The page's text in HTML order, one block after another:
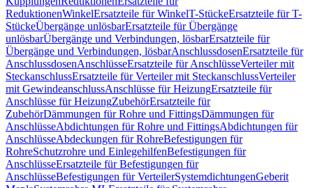
ReduktionenWinkelErsatzteile für WinkelT-StückeErsatzteile für T-
StückeÜbergänge unlösbarErsatzteile für Übergänge
unlösbarÜbergänge und Verbindungen, lösbarErsatzteile für
Übergänge und Verbindungen, lösbarAnschlussdosenErsatzteile für
AnschlussdosenAnschlüsseErsatzteile für AnschlüsseVerteiler mit
SteckanschlussErsatzteile für Verteiler mit SteckanschlussVerteiler
mit GewindeanschlussAnschlüsse für HeizungErsatzteile für
Anschlüsse für HeizungZubehörErsatzteile für
ZubehörDämmungen für Rohre und FittingsDämmungen für
AnschlüsseAbdichtungen für Rohre und FittingsAbdichtungen für
AnschlüsseAbdeckungen für RohreBefestigungen für
RohreSchutzrohre und EinlegehilfenBefestigungen für
AnschlüsseErsatzteile für Befestigungen für
AnschlüsseBefestigungen für VerteilerSystemdichtungenGeberit